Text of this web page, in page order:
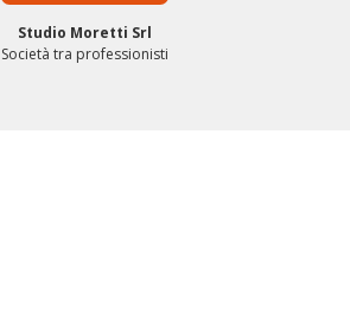
Studio Moretti Srl
Società tra professionisti